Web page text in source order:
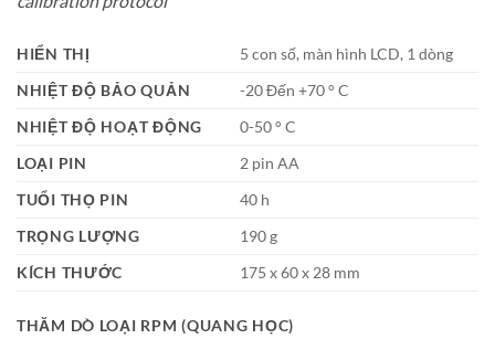
HIỂN THỊ
5 con số, màn hình LCD, 1 dòng
NHIỆT ĐỘ BẢO QUẢN
-20 Đến +70 ° C
NHIỆT ĐỘ HOẠT ĐỘNG
0-50 ° C
LOẠI PIN
2 pin AA
TUỔI THỌ PIN
40 h
TRỌNG LƯỢNG
190 g
KÍCH THƯỚC
175 x 60 x 28 mm
THĂM DÒ LOẠI RPM (QUANG HỌC)